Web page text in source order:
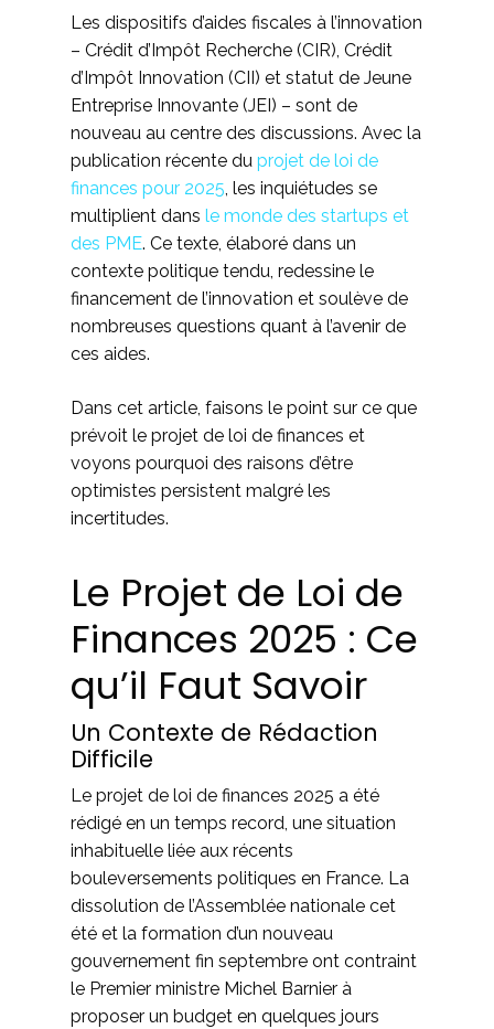
Les dispositifs d’aides fiscales à l’innovation
– Crédit d’Impôt Recherche (CIR), Crédit
d’Impôt Innovation (CII) et statut de Jeune
Entreprise Innovante (JEI) – sont de
nouveau au centre des discussions. Avec la
publication récente du projet de loi de
finances pour 2025, les inquiétudes se
multiplient dans le monde des startups et
des PME. Ce texte, élaboré dans un
contexte politique tendu, redessine le
financement de l’innovation et soulève de
nombreuses questions quant à l’avenir de
ces aides.
Dans cet article, faisons le point sur ce que
prévoit le projet de loi de finances et
voyons pourquoi des raisons d’être
optimistes persistent malgré les
incertitudes.
Le Projet de Loi de
Finances 2025 : Ce
qu’il Faut Savoir
Un Contexte de Rédaction
Difficile
Le projet de loi de finances 2025 a été
rédigé en un temps record, une situation
inhabituelle liée aux récents
bouleversements politiques en France. La
dissolution de l’Assemblée nationale cet
été et la formation d’un nouveau
gouvernement fin septembre ont contraint
le Premier ministre Michel Barnier à
proposer un budget en quelques jours